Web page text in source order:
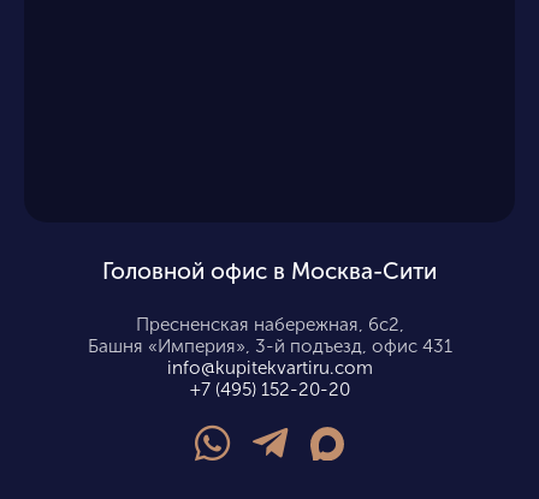
Головной офис в Москва-Сити
Пресненская набережная, 6с2,
Башня «Империя», 3-й подъезд, офис 431
info@kupitekvartiru.com
+7 (495) 152-20-20